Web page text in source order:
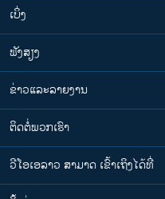
ເບິ່ງ
ຟັງສຽງ
ຂ່າວແລະລາຍງານ
ຕິດຕໍ່ພວກເຮົາ
ວີໂອເອລາວ ສາມາດ ເຂົ້າເຖິງໄດ້ທີ່